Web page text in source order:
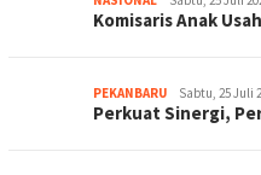
Komisaris Anak
PEKANBARU Sabtu, 25 Juli
Perkuat Sinergi,